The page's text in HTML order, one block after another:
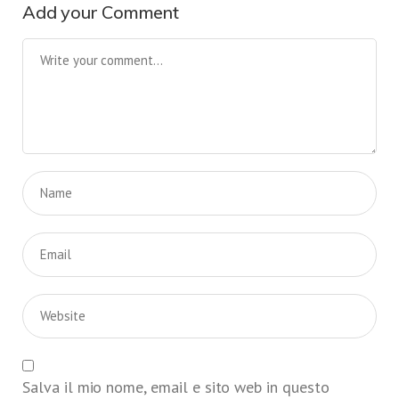
Add your Comment
Salva il mio nome, email e sito web in questo